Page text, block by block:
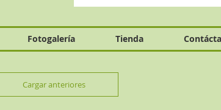
Fotogalería Tienda
Cargar anteriores